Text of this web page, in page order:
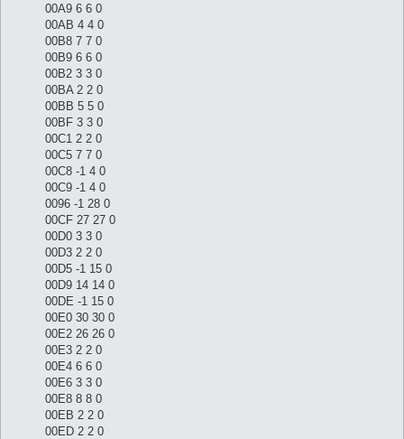
00A9 6 6 0
00AB 4 4 0
00B8 7 7 0
00B9 6 6 0
00B2 3 3 0
00BA 2 2 0
00BB 5 5 0
00BF 3 3 0
00C1 2 2 0
00C5 7 7 0
00C8 -1 4 0
00C9 -1 4 0
0096 -1 28 0
00CF 27 27 0
00D0 3 3 0
00D3 2 2 0
00D5 -1 15 0
00D9 14 14 0
00DE -1 15 0
00E0 30 30 0
00E2 26 26 0
00E3 2 2 0
00E4 6 6 0
00E6 3 3 0
00E8 8 8 0
00EB 2 2 0
00ED 2 2 0